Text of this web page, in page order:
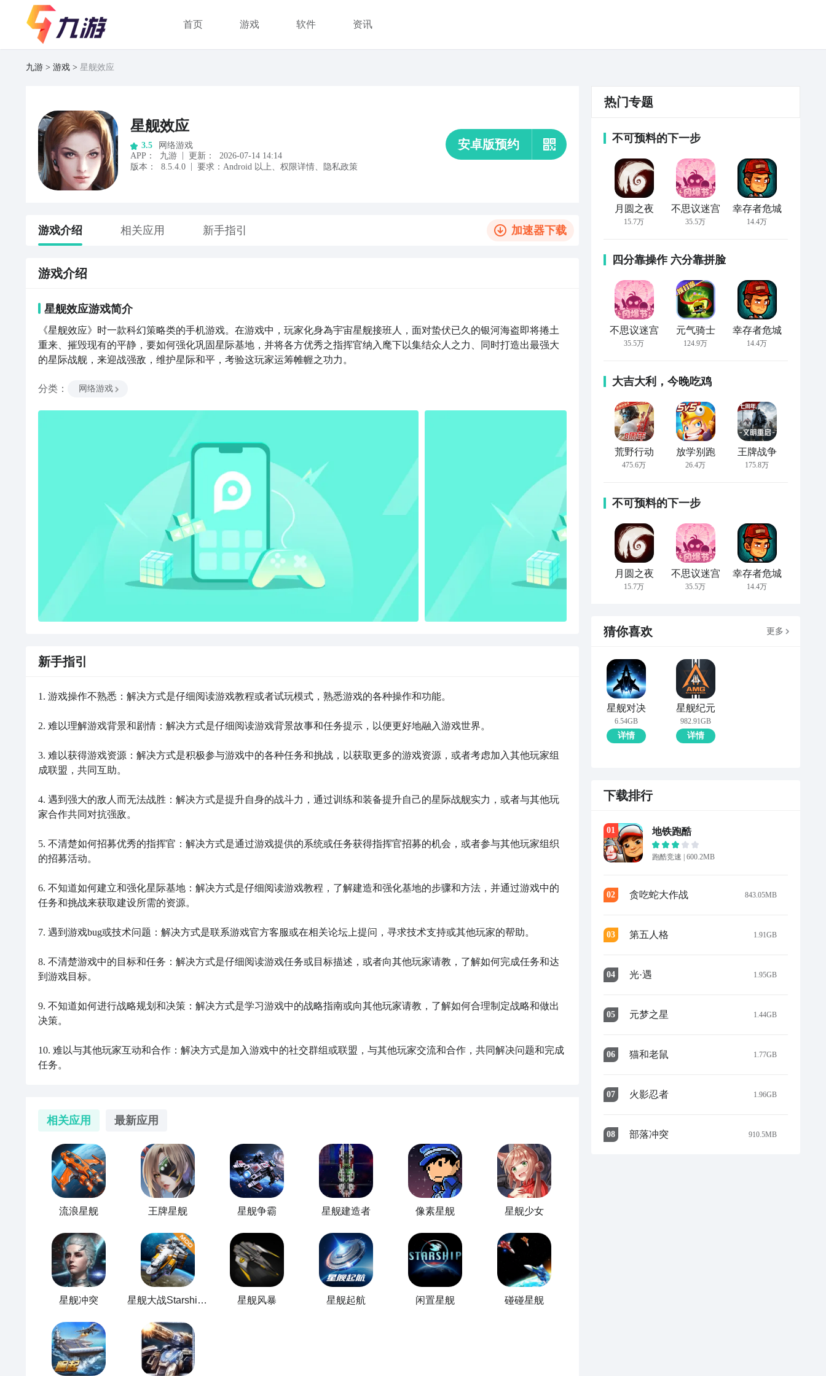
首页 游戏 软件 资讯
九游 游戏 星舰效应
星舰效应
3.5
网络游戏
APP ： 九游 更新：
2026-07-14 14:14
版本：
8.5.4.0 要求： Android 以上、 权限详情、 隐私政策
安卓版预约
游戏介绍 相关应用 新手指引 加速器下载
游戏介绍
星舰效应游戏简介
《星舰效应》时一款科幻策略类的手机游戏。在游戏中，玩家化身為宇宙星舰接班人，面对蛰伏已久的银河海盗即将捲土
重来、摧毁现有的平静，要如何强化巩固星际基地，并将各方优秀之指挥官纳入麾下以集结众人之力、同时打造出最强大
的星际战舰，来迎战强敌，维护星际和平，考验这玩家运筹帷幄之功力。
分类 ： 网络游戏
新手指引
1. 游戏操作不熟悉：解决方式是仔细阅读游戏教程或者试玩模式，熟悉游戏的各种操作和功能。
2. 难以理解游戏背景和剧情：解决方式是仔细阅读游戏背景故事和任务提示，以便更好地融入游戏世界。
3. 难以获得游戏资源：解决方式是积极参与游戏中的各种任务和挑战，以获取更多的游戏资源，或者考虑加入其他玩家组
成联盟，共同互助。
4. 遇到强大的敌人而无法战胜：解决方式是提升自身的战斗力，通过训练和装备提升自己的星际战舰实力，或者与其他玩
家合作共同对抗强敌。
5. 不清楚如何招募优秀的指挥官：解决方式是通过游戏提供的系统或任务获得指挥官招募的机会，或者参与其他玩家组织
的招募活动。
6. 不知道如何建立和强化星际基地：解决方式是仔细阅读游戏教程，了解建造和强化基地的步骤和方法，并通过游戏中的
任务和挑战来获取建设所需的资源。
7. 遇到游戏bug或技术问题：解决方式是联系游戏官方客服或在相关论坛上提问，寻求技术支持或其他玩家的帮助。
8. 不清楚游戏中的目标和任务：解决方式是仔细阅读游戏任务或目标描述，或者向其他玩家请教，了解如何完成任务和达
到游戏目标。
9. 不知道如何进行战略规划和决策：解决方式是学习游戏中的战略指南或向其他玩家请教，了解如何合理制定战略和做出
决策。
10. 难以与其他玩家互动和合作：解决方式是加入游戏中的社交群组或联盟，与其他玩家交流和合作，共同解决问题和完成
任务。
相关应用 最新应用
流浪星舰 王牌星舰 星舰争霸 星舰建造者 像素星舰 星舰少女
星舰冲突 星舰大战StarshipBattle 星舰风暴 星舰起航 闲置星舰 碰碰星舰
热门专题
不可预料的下一步
月圆之夜
15.7万
不思议迷宫
35.5万
幸存者危城
14.4万
四分靠操作 六分靠拼脸
不思议迷宫
35.5万
元气骑士
124.9万
幸存者危城
14.4万
大吉大利，今晚吃鸡
荒野行动
475.6万
放学别跑
26.4万
王牌战争
175.8万
不可预料的下一步
月圆之夜
15.7万
不思议迷宫
35.5万
幸存者危城
14.4万
猜你喜欢 更多
星舰对决
6.54GB
详情
星舰纪元
982.91GB
详情
下载排行
01 地铁跑酷
跑酷竞速 | 600.2MB
02 贪吃蛇大作战 843.05MB
03 第五人格 1.91GB
04 光·遇 1.95GB
05 元梦之星 1.44GB
06 猫和老鼠 1.77GB
07 火影忍者 1.96GB
08 部落冲突 910.5MB